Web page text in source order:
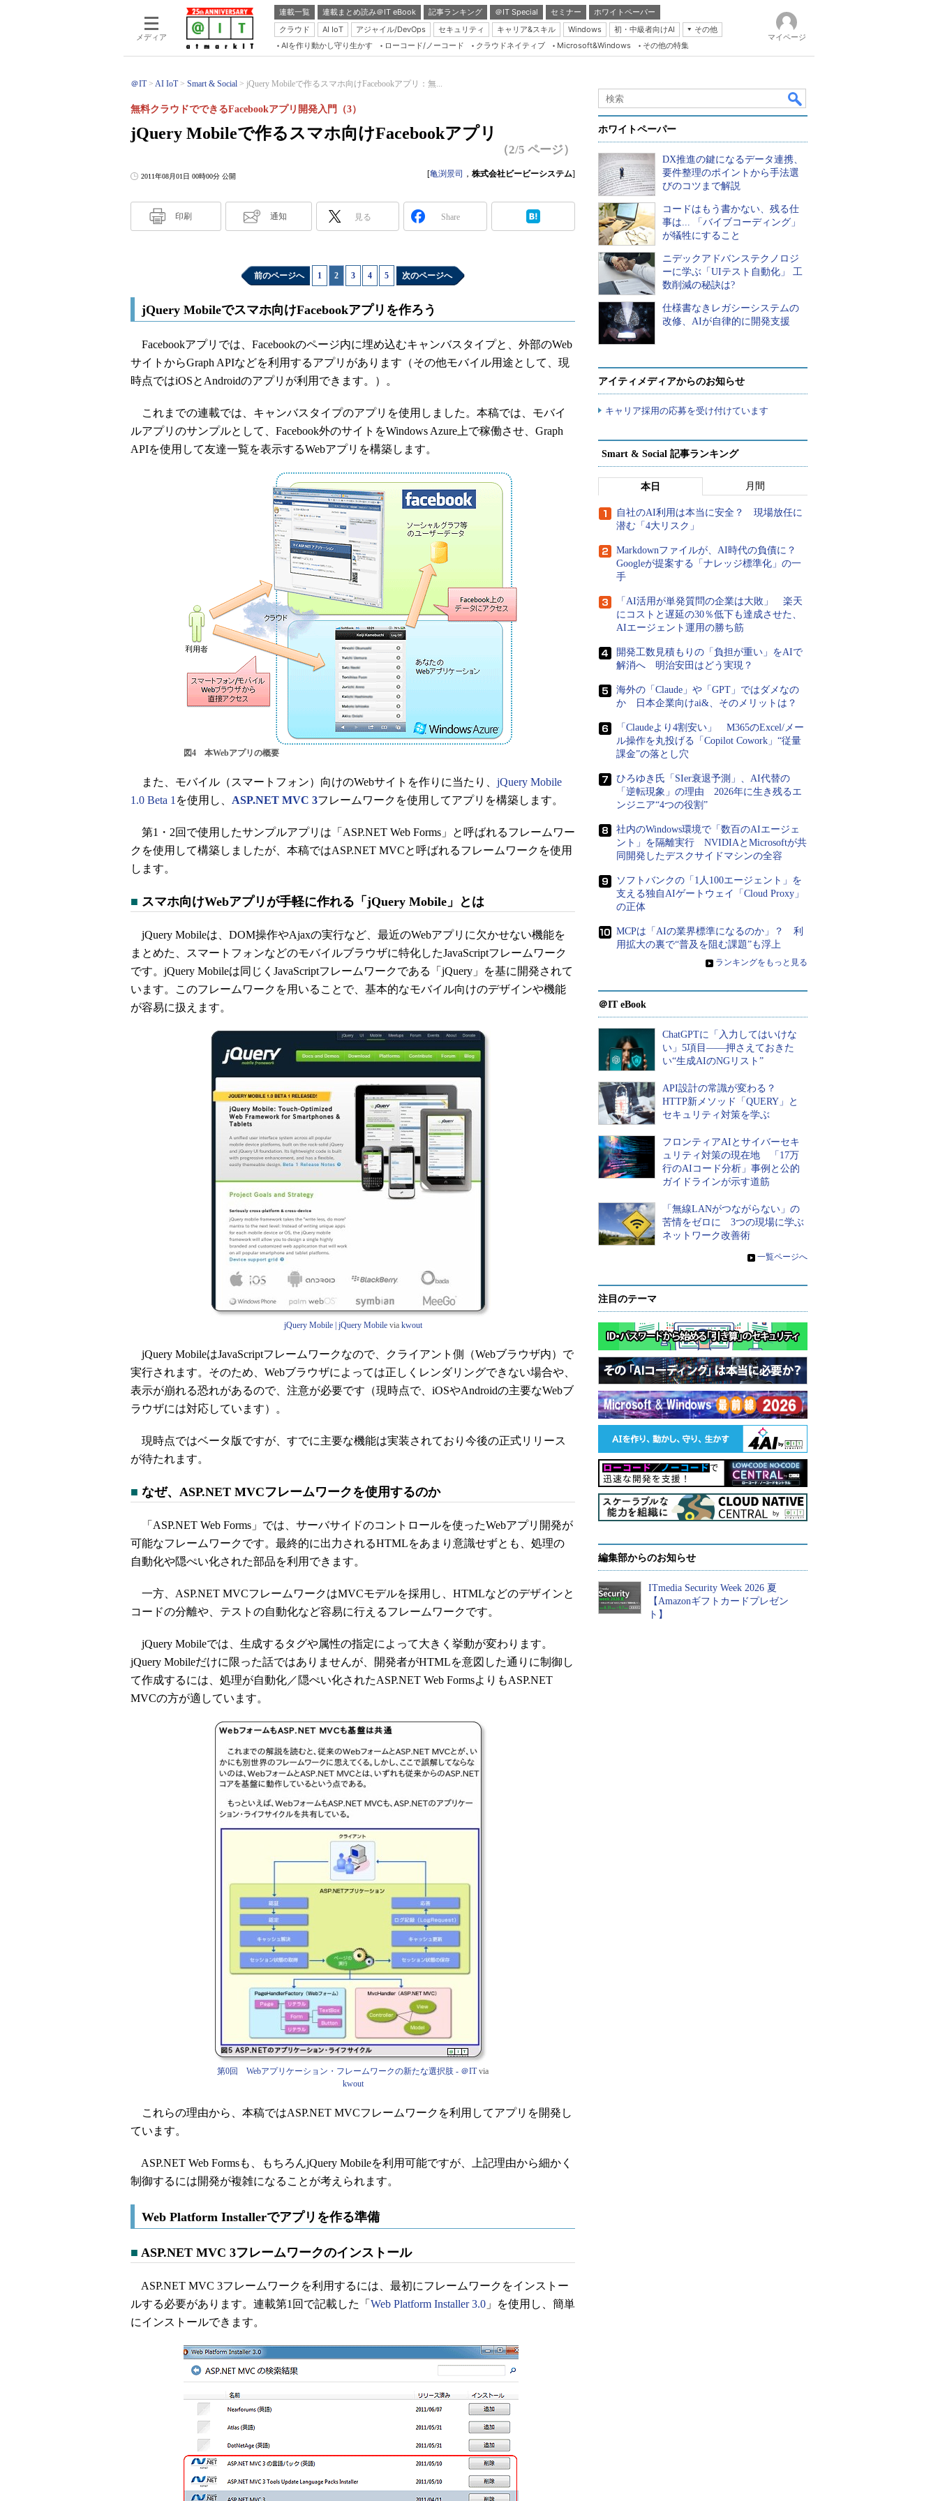
メディア
連載一覧 連載まとめ読み＠IT eBook 記事ランキング ＠IT Special セミナー
ホワイトペーパー
クラウド
AI IoT アジャイル/DevOps セキュリティ キャリア&スキル Windows 初・中級者向けAI
その他
Server & Storage
Database Expert
Master of IP Network
Security & Trust
AIを作り動かし守り生かす ローコード/ノーコード クラウドネイティブ Microsoft&Windows その他の特集
マイページ
＠IT AI IoT Smart & Social jQuery Mobileで作るスマホ向けFacebookアプリ：無...
jQuery Mobileで作るスマホ向けFacebookアプリ
無料クラウドでできるFacebookアプリ開発入門（3）
（2/5 ページ）
2011年08月01日 00時00分 公開 [亀渕景司 ， 株式会社ビービーシステム]
印刷 通知 見る Share
前のページへ 1 2 3 4 5 次のページへ
jQuery Mobileでスマホ向けFacebookアプリを作ろう
Facebookアプリでは、Facebookのページ内に埋め込むキャンバスタイプと、外部のWeb
サイトからGraph APIなどを利用するアプリがあります（その他モバイル用途として、現
時点ではiOSとAndroidのアプリが利用できます。）。
これまでの連載では、キャンバスタイプのアプリを使用しました。本稿では、モバイ
ルアプリのサンプルとして、Facebook外のサイトをWindows Azure上で稼働させ、Graph
APIを使用して友達一覧を表示するWebアプリを構築します。
図4 本Webアプリの概要
また、モバイル（スマートフォン）向けのWebサイトを作りに当たり、 jQuery Mobile
1.0 Beta 1 を使用し、 ASP.NET MVC 3フレームワークを使用してアプリを構築します。
第1・2回で使用したサンプルアプリは「ASP.NET Web Forms」と呼ばれるフレームワー
クを使用して構築しましたが、本稿ではASP.NET MVCと呼ばれるフレームワークを使用
します。
■ スマホ向けWebアプリが手軽に作れる「jQuery Mobile」とは
jQuery Mobileは、DOM操作やAjaxの実行など、最近のWebアプリに欠かせない機能を
まとめた、スマートフォンなどのモバイルブラウザに特化したJavaScriptフレームワーク
です。jQuery Mobileは同じくJavaScriptフレームワークである「jQuery」を基に開発されて
います。このフレームワークを用いることで、基本的なモバイル向けのデザインや機能
が容易に扱えます。
jQuery Mobile | jQuery Mobilevia kwout
jQuery MobileはJavaScriptフレームワークなので、クライアント側（Webブラウザ内）で
実行されます。そのため、Webブラウザによっては正しくレンダリングできない場合や、
表示が崩れる恐れがあるので、注意が必要です（現時点で、iOSやAndroidの主要なWebブ
ラウザには対応しています）。
現時点ではベータ版ですが、すでに主要な機能は実装されており今後の正式リリース
が待たれます。
■ なぜ、ASP.NET MVCフレームワークを使用するのか
「ASP.NET Web Forms」では、サーバサイドのコントロールを使ったWebアプリ開発が
可能なフレームワークです。最終的に出力されるHTMLをあまり意識せずとも、処理の
自動化や隠ぺい化された部品を利用できます。
一方、ASP.NET MVCフレームワークはMVCモデルを採用し、HTMLなどのデザインと
コードの分離や、テストの自動化など容易に行えるフレームワークです。
jQuery Mobileでは、生成するタグや属性の指定によって大きく挙動が変わります。
jQuery Mobileだけに限った話ではありませんが、開発者がHTMLを意図した通りに制御し
て作成するには、処理が自動化／隠ぺい化されたASP.NET Web FormsよりもASP.NET
MVCの方が適しています。
第0回 Webアプリケーション・フレームワークの新たな選択肢 - ＠ITvia
kwout
これらの理由から、本稿ではASP.NET MVCフレームワークを利用してアプリを開発し
ています。
ASP.NET Web Formsも、もちろんjQuery Mobileを利用可能ですが、上記理由から細かく
制御するには開発が複雑になることが考えられます。
Web Platform Installerでアプリを作る準備
■ ASP.NET MVC 3フレームワークのインストール
ASP.NET MVC 3フレームワークを利用するには、最初にフレームワークをインストー
ルする必要があります。連載第1回で記載した「 Web Platform Installer 3.0 」を使用し、簡単
にインストールできます。
ホワイトペーパー
DX推進の鍵になるデータ連携、
要件整理のポイントから手法選
びのコツまで解説
コードはもう書かない、残る仕
事は... 「バイブコーディング」
が犠牲にすること
ニデックアドバンステクノロジ
ーに学ぶ「UIテスト自動化」 工
数削減の秘訣は?
仕様書なきレガシーシステムの
改修、AIが自律的に開発支援
アイティメディアからのお知らせ
キャリア採用の応募を受け付けています
Smart & Social 記事ランキング
本日 月間
自社のAI利用は本当に安全？ 現場放任に
潜む「4大リスク」
Markdownファイルが、AI時代の負債に？
Googleが提案する「ナレッジ標準化」の一
手
「AI活用が単発質問の企業は大敗」 楽天
にコストと遅延の30％低下も達成させた、
AIエージェント運用の勝ち筋
開発工数見積もりの「負担が重い」をAIで
解消へ 明治安田はどう実現？
海外の「Claude」や「GPT」ではダメなの
か 日本企業向けai&、そのメリットは？
「Claudeより4割安い」 M365のExcel/メー
ル操作を丸投げる「Copilot Cowork」“従量
課金”の落とし穴
ひろゆき氏「SIer衰退予測」、AI代替の
「逆転現象」の理由 2026年に生き残るエ
ンジニア“4つの役割”
社内のWindows環境で「数百のAIエージェ
ント」を隔離実行 NVIDIAとMicrosoftが共
同開発したデスクサイドマシンの全容
ソフトバンクの「1人100エージェント」を
支える独自AIゲートウェイ「Cloud Proxy」
の正体
MCPは「AIの業界標準になるのか」？ 利
用拡大の裏で“普及を阻む課題”も浮上
» ランキングをもっと見る
＠IT eBook
ChatGPTに「入力してはいけな
い」5項目――押さえておきた
い“生成AIのNGリスト”
API設計の常識が変わる？
HTTP新メソッド「QUERY」と
セキュリティ対策を学ぶ
フロンティアAIとサイバーセキ
ュリティ対策の現在地 「17万
行のAIコード分析」事例と公的
ガイドラインが示す道筋
「無線LANがつながらない」の
苦情をゼロに 3つの現場に学ぶ
ネットワーク改善術
» 一覧ページへ
注目のテーマ
編集部からのお知らせ
ITmedia Security Week 2026 夏
【Amazonギフトカードプレゼン
ト】